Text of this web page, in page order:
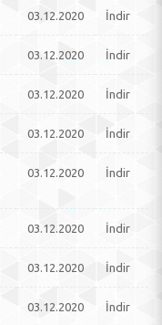
03.12.2020 İndir
03.12.2020 İndir
03.12.2020 İndir
03.12.2020 İndir
03.12.2020 İndir
03.12.2020 İndir
03.12.2020 İndir
03.12.2020 İndir